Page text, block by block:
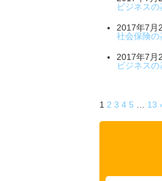
ビジネスの
2017年7月
社会保険の
2017年7月
ビジネスの
1 2 3 4 5 13